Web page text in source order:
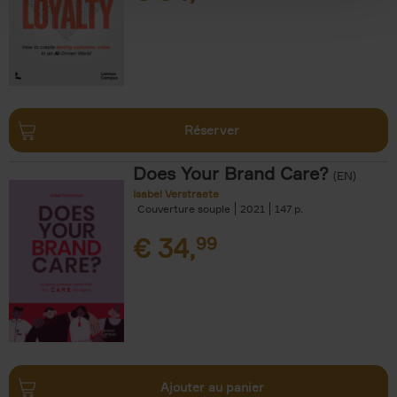
Réserver
Does Your Brand Care? (EN)
Isabel Verstraete
Couverture souple
2021 147
€ 34,99
Ajouter au panier